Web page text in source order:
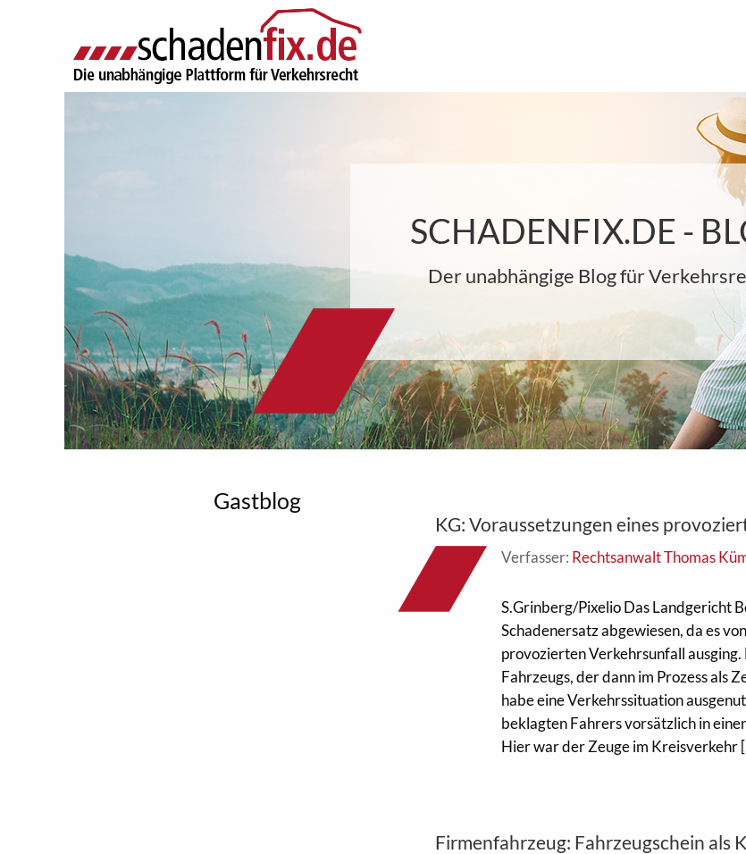
SCHADENFIX.DE -
Der unabhängige Blog für
Gastblog
KG: Voraussetzungen eines
Verfasser: Rechtsanwalt Thomas
S.Grinberg/Pixelio Das Landgericht
Schadenersatz abgewiesen, da es
provozierten Verkehrsunfall
Fahrzeugs, der dann im Prozess als
habe eine Verkehrssituation
beklagten Fahrers vorsätzlich in
Hier war der Zeuge im Kreisverkehr
Firmenfahrzeug: Fahrzeugschein als